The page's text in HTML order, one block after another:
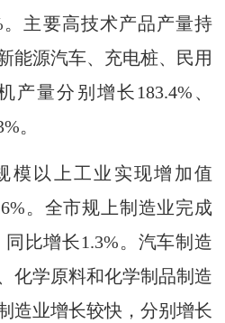
。主要高技术产品产量持
能源汽车、充电桩、民用
产量分别增长183.4%、
。
以上工业实现增加值
。全市规上制造业完成
同比增长1.3%。汽车制造
化学原料和化学制品制造
造业增长较快，分别增长